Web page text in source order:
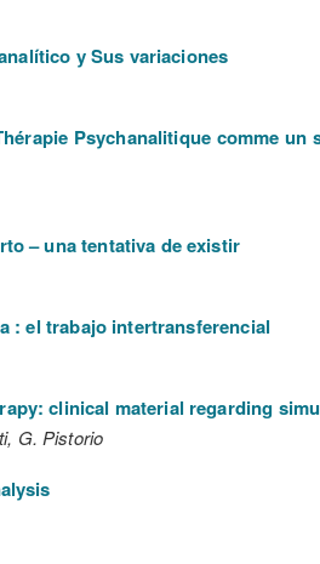
y Sus variaciones
Psychanalitique comme
– una tentativa de existir
: el trabajo intertransferencial
clinical material regarding
G. Pistorio